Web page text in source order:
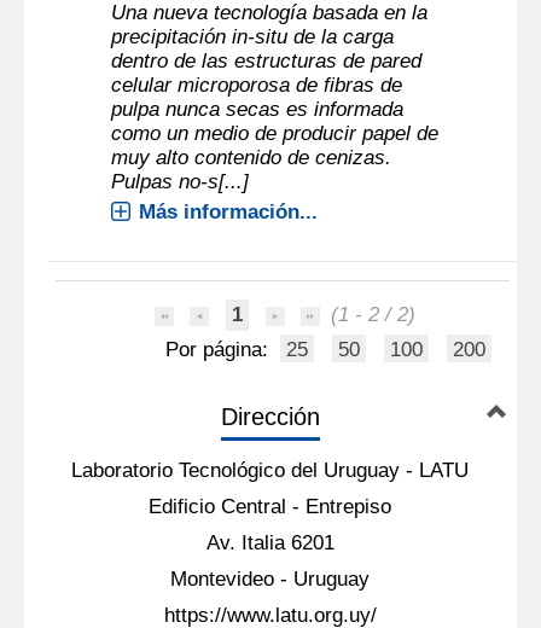
Una nueva tecnología basada en la
precipitación in-situ de la carga
dentro de las estructuras de pared
celular microporosa de fibras de
pulpa nunca secas es informada
como un medio de producir papel de
muy alto contenido de cenizas.
Pulpas no-s[...]
Más información...
1
(1 - 2 / 2)
Por página:
25 50 100 200
Dirección
Laboratorio Tecnológico del Uruguay - LATU
Edificio Central - Entrepiso
Av. Italia 6201
Montevideo - Uruguay
https://www.latu.org.uy/